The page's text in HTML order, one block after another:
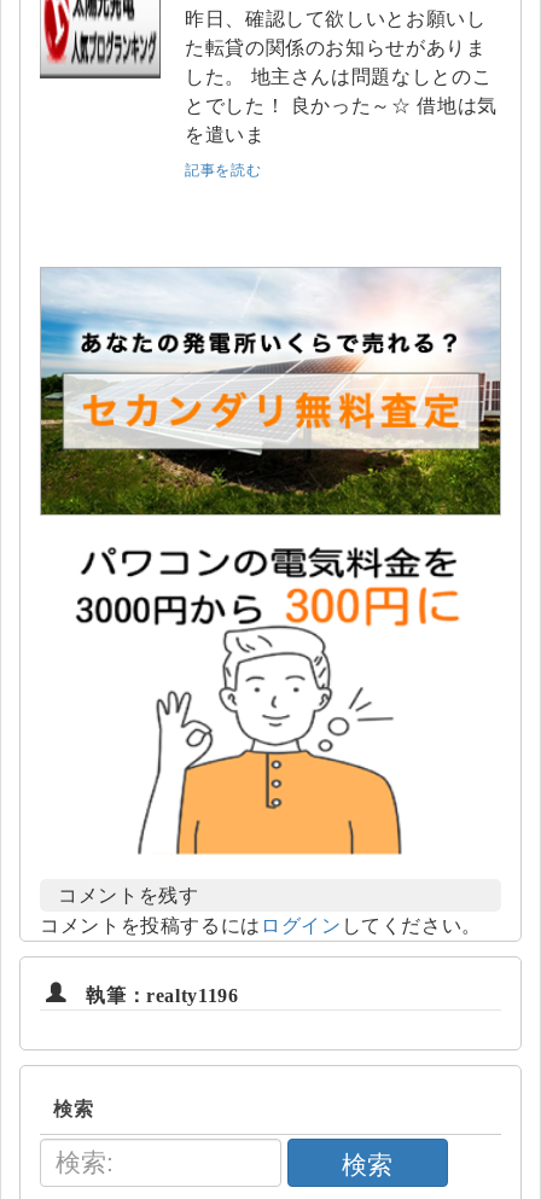
昨日、確認して欲しいとお願いし
た転貸の関係のお知らせがありま
した。 地主さんは問題なしとのこ
とでした！ 良かった～☆ 借地は気
を遣いま
記事を読む
コメントを残す
コメントを投稿するには ログイン してください。
執筆：realty1196
検索
検索